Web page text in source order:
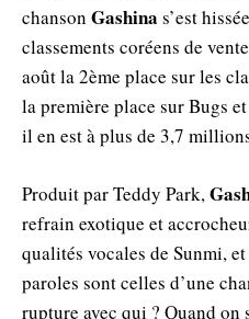
chanson Gashina s’est
classements coréens de
août la 2ème place sur les
la première place sur Bugs
il en est à plus de 3,7
Produit par Teddy Park,
refrain exotique et
qualités vocales de Sunmi,
paroles sont celles d’une
rupture avec qui ? Quand